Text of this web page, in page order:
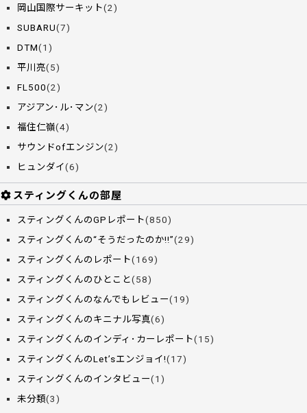
岡山国際サーキット(2)
SUBARU(7)
DTM(1)
平川亮(5)
FL500(2)
アジアン･ル･マン(2)
福住仁嶺(4)
サウンドofエンジン(2)
ヒュンダイ(6)
スティングくんの部屋
スティングくんのGPレポート(850)
スティングくんの“そうだったのか!!”(29)
スティングくんのレポート(169)
スティングくんのひとこと(58)
スティングくんのなんでもレビュー(19)
スティングくんのキニナル写真(6)
スティングくんのインディ･カーレポート(15)
スティングくんのLet’sエンジョイ!(17)
スティングくんのインタビュー(1)
未分類(3)